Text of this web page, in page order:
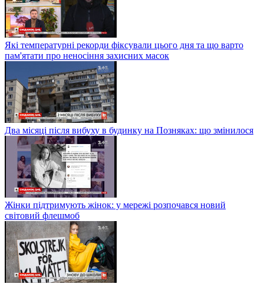
Які температурні рекорди фіксували цього дня та що варто
пам'ятати про неносіння захисних масок
Два місяці після вибуху в будинку на Позняках: що змінилося
Жінки підтримують жінок: у мережі розпочався новий
світовий флешмоб